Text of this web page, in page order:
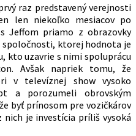
raz predstavený verejnosti
len niekoľko mesiacov po
Jeffom priamo z obrazovky
spoločnosti, ktorej hodnota je
kto uzavrie s nimi spoluprácu
Avšak napriek tomu, že
v televíznej show vysoko
a porozumeli obrovským
byť prínosom pre vozičkárov
je investícia príliš vysoká